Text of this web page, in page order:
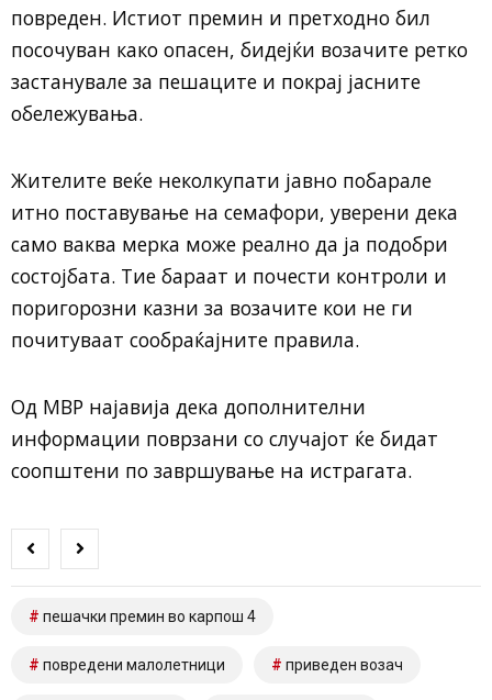
повреден. Истиот премин и претходно бил
посочуван како опасен, бидејќи возачите ретко
застанувале за пешаците и покрај јасните
обележувања.
Жителите веќе неколкупати јавно побарале
итно поставување на семафори, уверени дека
само ваква мерка може реално да ја подобри
состојбата. Тие бараат и почести контроли и
поригорозни казни за возачите кои не ги
почитуваат сообраќајните правила.
Од МВР најавија дека дополнителни
информации поврзани со случајот ќе бидат
соопштени по завршување на истрагата.
пешачки премин во карпош 4
повредени малолетници приведен возач